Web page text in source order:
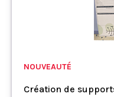
NOUVEAUTÉ
Création de